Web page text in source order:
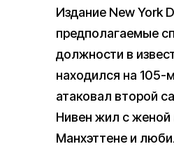
Издание New York
предполагаемые
должности в
находился на
атаковал второй
Нивен жил с женой
Манхэттене и